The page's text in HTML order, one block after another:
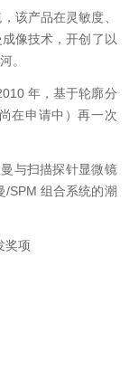
该产品在灵敏度、
像技术，开创了以
。
年，基于轮廓分
在申请中）再一次
与扫描探针显微镜
/SPM 组合系统的潮
奖项